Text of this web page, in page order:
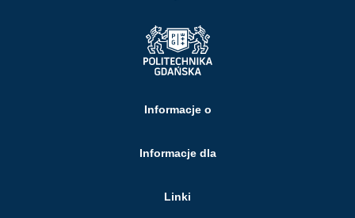
Informacje o
Informacje dla
Linki